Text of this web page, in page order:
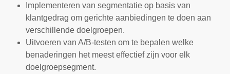
Implementeren van segmentatie op basis van
klantgedrag om gerichte aanbiedingen te doen aan
verschillende doelgroepen.
Uitvoeren van A/B-testen om te bepalen welke
benaderingen het meest effectief zijn voor elk
doelgroepsegment.